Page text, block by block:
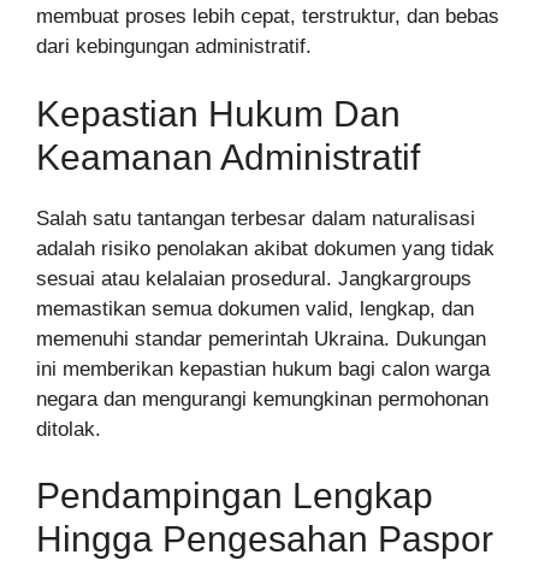
membuat proses lebih cepat, terstruktur, dan bebas
dari kebingungan administratif.
Kepastian Hukum Dan
Keamanan Administratif
Salah satu tantangan terbesar dalam naturalisasi
adalah risiko penolakan akibat dokumen yang tidak
sesuai atau kelalaian prosedural. Jangkargroups
memastikan semua dokumen valid, lengkap, dan
memenuhi standar pemerintah Ukraina. Dukungan
ini memberikan kepastian hukum bagi calon warga
negara dan mengurangi kemungkinan permohonan
ditolak.
Pendampingan Lengkap
Hingga Pengesahan Paspor